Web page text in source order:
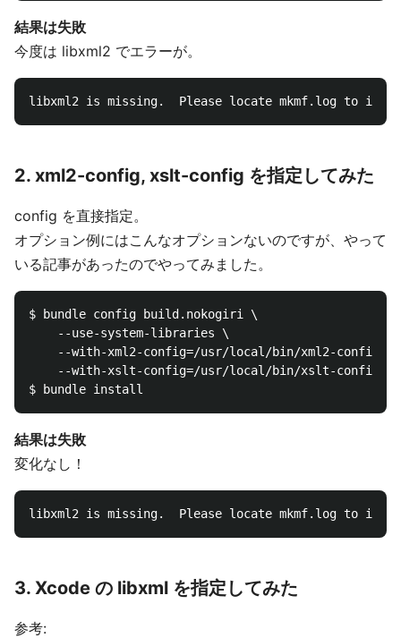
結果は失敗
今度は libxml2 でエラーが。
2. xml2-config, xslt-config を指定してみた
config を直接指定。
オプション例にはこんなオプションないのですが、やって
いる記事があったのでやってみました。
$ bundle config build.nokogiri \
    --use-system-libraries \
    --with-xml2-config=/usr/local/bin/xml2-config \
    --with-xslt-config=/usr/local/bin/xslt-config
結果は失敗
変化なし！
3. Xcode の libxml を指定してみた
参考: